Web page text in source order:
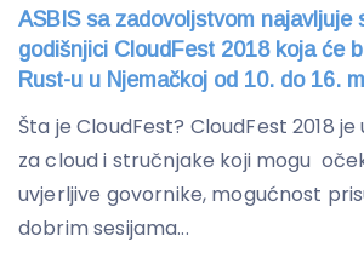
ASBIS sa zadovoljstvom najavljuje
godišnjici CloudFest 2018 koja će
Rust-u u Njemačkoj od 10. do 16.
Šta je CloudFest? CloudFest 2018
za cloud i stručnjake koji mogu
uvjerljive govornike, mogućnost
dobrim sesijama...